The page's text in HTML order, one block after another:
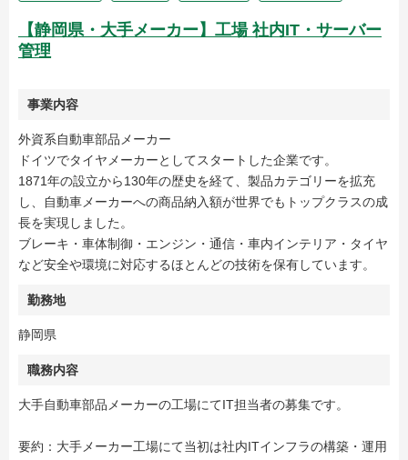
【静岡県・大手メーカー】工場 社内IT・サーバー
管理
事業内容
外資系自動車部品メーカー
ドイツでタイヤメーカーとしてスタートした企業です。
1871年の設立から130年の歴史を経て、製品カテゴリーを拡充
し、自動車メーカーへの商品納入額が世界でもトップクラスの成
長を実現しました。
ブレーキ・車体制御・エンジン・通信・車内インテリア・タイヤ
など安全や環境に対応するほとんどの技術を保有しています。
勤務地
静岡県
職務内容
大手自動車部品メーカーの工場にてIT担当者の募集です。
要約：大手メーカー工場にて当初は社内ITインフラの構築・運用